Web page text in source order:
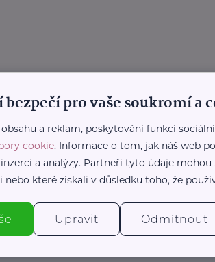
pro
pro vaše soukromí a
a reklam, poskytování funkcí
cookie. Informace o tom, jak náš web
a analýzy. Partneři tyto údaje
které získali v důsledku toho, že
Upravit Odmítnout